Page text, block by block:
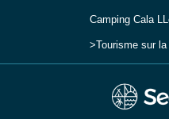
Camping Cala
Tourisme sur